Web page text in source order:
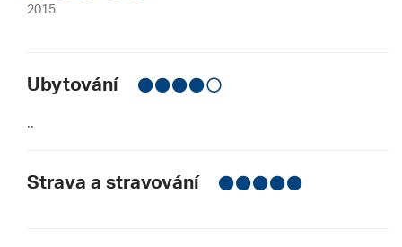
2015
Ubytování
..
Strava a stravování